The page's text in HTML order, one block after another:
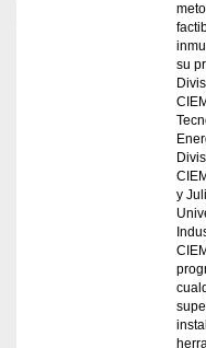
su
y